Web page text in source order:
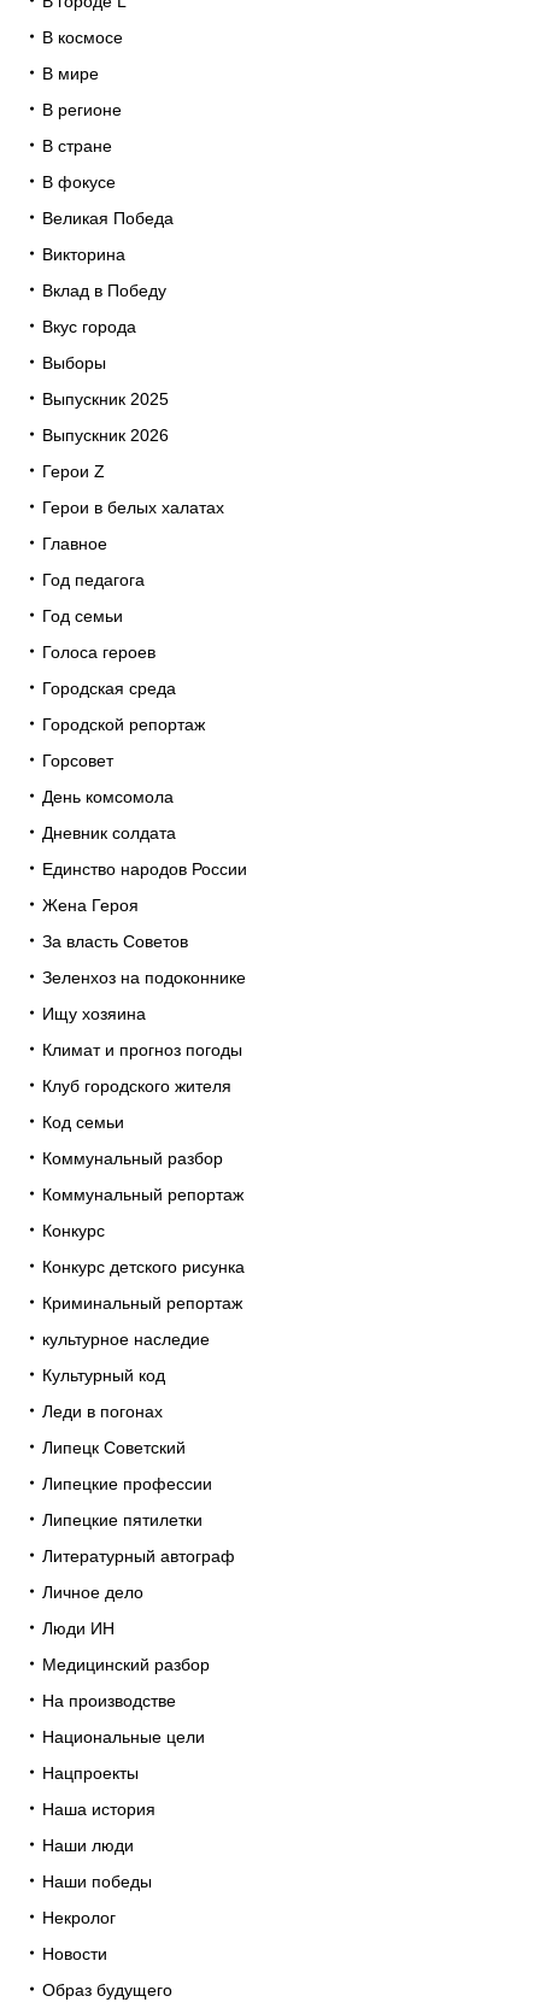
В космосе
В мире
В регионе
В стране
В фокусе
Великая Победа
Викторина
Вклад в Победу
Вкус города
Выборы
Выпускник 2025
Выпускник 2026
Герои Z
Герои в белых халатах
Главное
Год педагога
Год семьи
Голоса героев
Городская среда
Городской репортаж
Горсовет
День комсомола
Дневник солдата
Единство народов России
Жена Героя
За власть Советов
Зеленхоз на подоконнике
Ищу хозяина
Климат и прогноз погоды
Клуб городского жителя
Код семьи
Коммунальный разбор
Коммунальный репортаж
Конкурс
Конкурс детского рисунка
Криминальный репортаж
культурное наследие
Культурный код
Леди в погонах
Липецк Советский
Липецкие профессии
Липецкие пятилетки
Литературный автограф
Личное дело
Люди ИН
Медицинский разбор
На производстве
Национальные цели
Нацпроекты
Наша история
Наши люди
Наши победы
Некролог
Новости
Образ будущего